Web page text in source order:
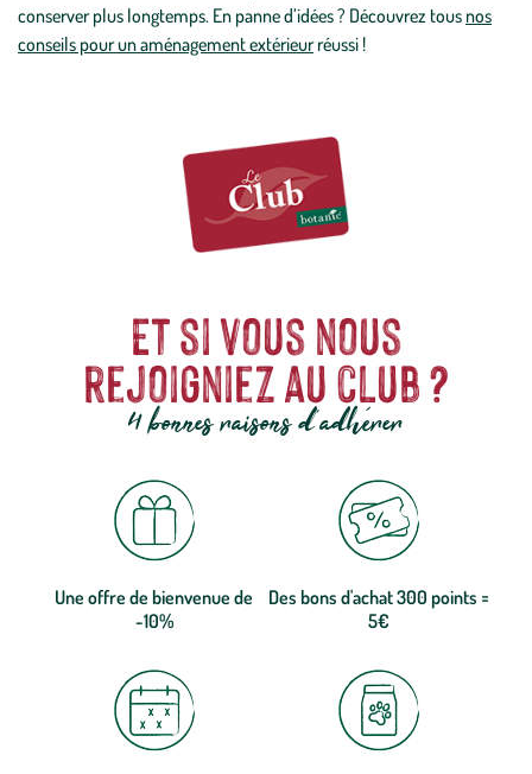
conserver plus longtemps. En panne d’idées ? Découvrez tous nos
conseils pour un aménagement extérieurréussi !
Et si vous nous
rejoigniez au club ?
4 bonnes raisons d'adhérer
Une offre de bienvenue de
-10%
Des bons d'achat 300 points =
5€